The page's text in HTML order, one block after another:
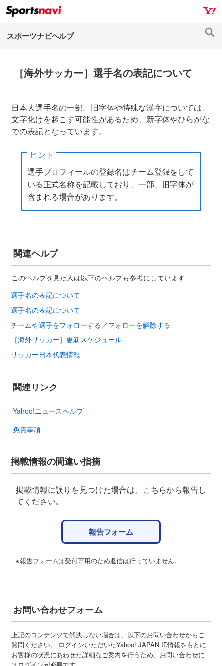
ナ
ビ
ゲ
ー
ス
キ
ッ
メ
イ
ン
コ
へ
ス
キ
［海外サッカー］選手名の表記について
日本人選手名の一部、旧字体や特殊な漢字については、
文字化けを起こす可能性があるため、新字体やひらがな
での表記となっています。
ヒント
選手プロフィールの登録名はチーム登録をして
いる正式名称を記載しており、一部、旧字体が
含まれる場合があります。
関連ヘルプ
このヘルプを見た人は以下のヘルプも参考にしています
選手名の表記について
選手名の表記について
チームや選手をフォローする／フォローを解除する
［海外サッカー］更新スケジュール
サッカー日本代表情報
関連リンク
Yahoo!ニュースヘルプ
免責事項
掲載情報の間違い指摘
掲載情報に誤りを見つけた場合は、こちらから報告し
てください。
報告フォーム
※報告フォームは受付専用のため返信は行っていません。
お問い合わせフォーム
上記のコンテンツで解決しない場合は、以下のお問い合わせからご
質問ください。 ログインいただいたYahoo! JAPAN ID情報をもとに
お客様の状況にあわせた詳細なご案内を行うため、お問い合わせに